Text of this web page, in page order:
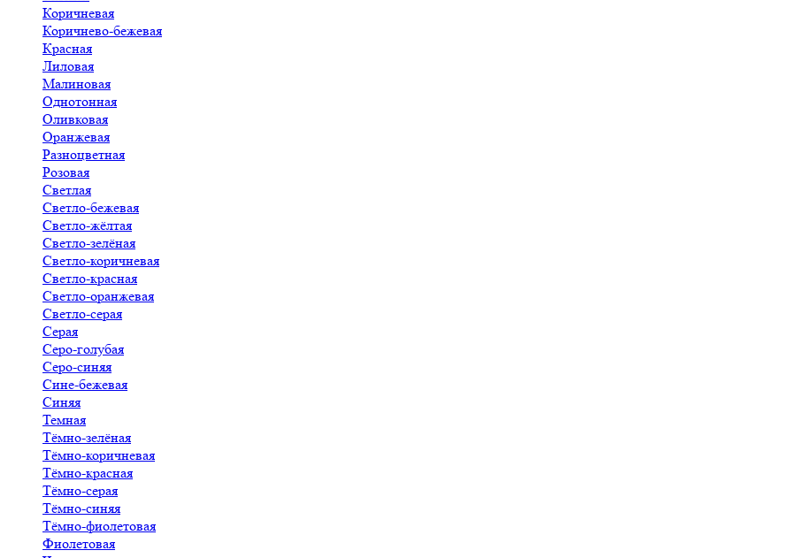
Коричневая
Коричнево-бежевая
Красная
Лиловая
Малиновая
Однотонная
Оливковая
Оранжевая
Разноцветная
Розовая
Светлая
Светло-бежевая
Светло-жёлтая
Светло-зелёная
Светло-коричневая
Светло-красная
Светло-оранжевая
Светло-серая
Серая
Серо-голубая
Серо-синяя
Сине-бежевая
Синяя
Темная
Тёмно-зелёная
Тёмно-коричневая
Тёмно-красная
Тёмно-серая
Тёмно-синяя
Тёмно-фиолетовая
Фиолетовая